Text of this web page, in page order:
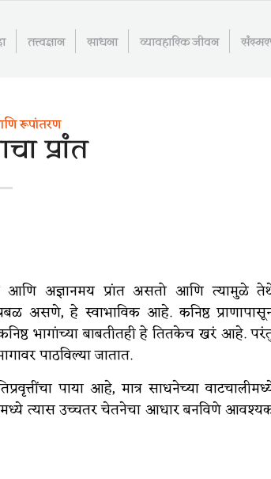
तत्त्वज्ञान साधना व्यावहारिक जीवन
रूपांतरण
प्रांत
आणि अज्ञानमय प्रांत असतो आणि त्यामुळे
असणे, हे स्वाभाविक आहे. कनिष्ठ
भागांच्या बाबतीतही हे तितकेच खरं आहे.
पाठविल्या जातात.
पाया आहे, मात्र साधनेच्या
त्यास उच्चतर चेतनेचा आधार बनविणे